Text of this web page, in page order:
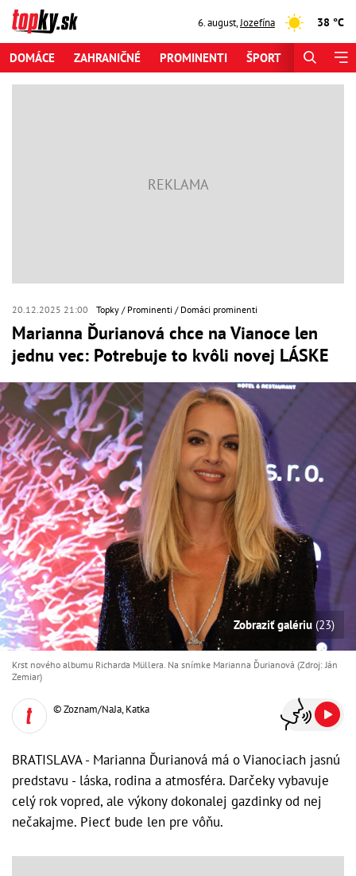
6. august,Jozefína 38 °C
DOMÁCE ZAHRANIČNÉ PROMINENTI ŠPORT
20.12.2025 21:00 Topky Prominenti Domáci prominenti
Marianna Ďurianová chce na Vianoce len
jednu vec: Potrebuje to kvôli novej LÁSKE
Zobraziť galériu (23)
Krst nového albumu Richarda Müllera. Na snímke Marianna Ďurianová (Zdroj: Ján
Zemiar)
© Zoznam/NaJa, Katka
BRATISLAVA - Marianna Ďurianová má o Vianociach jasnú
predstavu - láska, rodina a atmosféra. Darčeky vybavuje
celý rok vopred, ale výkony dokonalej gazdinky od nej
nečakajme. Piecť bude len pre vôňu.